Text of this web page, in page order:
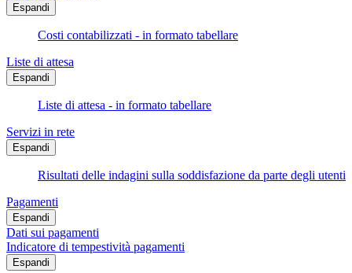
Espandi
Costi contabilizzati - in formato tabellare
Liste di attesa
Espandi
Liste di attesa - in formato tabellare
Servizi in rete
Espandi
Risultati delle indagini sulla soddisfazione da parte degli utenti
Pagamenti
Espandi
Dati sui pagamenti
Indicatore di tempestività pagamenti
Espandi